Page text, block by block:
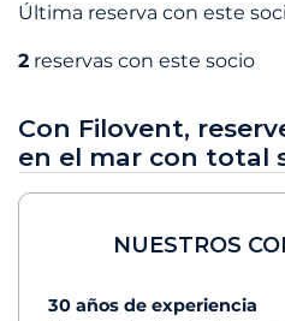
Última reserva con este
2 reservas con este socio
Con Filovent,
en el mar con total
NUESTROS
30 años de experiencia